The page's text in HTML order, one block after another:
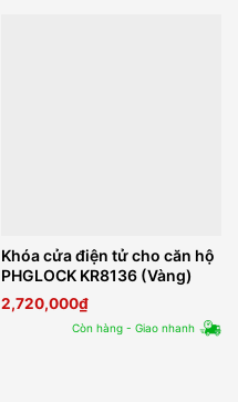
Khóa cửa điện tử cho căn hộ
PHGLOCK KR8136 (Vàng)
2,720,000₫
Còn hàng - Giao nhanh